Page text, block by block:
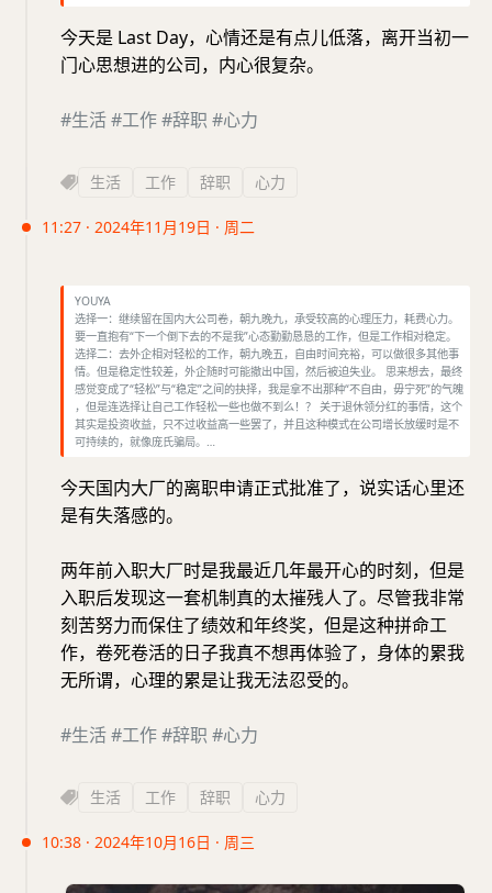
今天是 Last Day，心情还是有点儿低落，离开当初一
门心思想进的公司，内心很复杂。
#生活#工作#辞职 #心力
生活 工作 辞职 心力
11:27 · 2024年11月19日 · 周二
YOUYA
选择一：继续留在国内大公司卷，朝九晚九，承受较高的心理压力，耗费心力。
要一直抱有“下一个倒下去的不是我”心态勤勤恳恳的工作，但是工作相对稳定。
选择二：去外企相对轻松的工作，朝九晚五，自由时间充裕，可以做很多其他事
情。但是稳定性较差，外企随时可能撤出中国，然后被迫失业。 思来想去，最终
感觉变成了“轻松”与“稳定”之间的抉择，我是拿不出那种“不自由，毋宁死”的气魄
，但是连选择让自己工作轻松一些也做不到么！？ 关于退休领分红的事情，这个
其实是投资收益，只不过收益高一些罢了，并且这种模式在公司增长放缓时是不
可持续的，就像庞氏骗局。…
今天国内大厂的离职申请正式批准了，说实话心里还
是有失落感的。
两年前入职大厂时是我最近几年最开心的时刻，但是
入职后发现这一套机制真的太摧残人了。尽管我非常
刻苦努力而保住了绩效和年终奖，但是这种拼命工
作，卷死卷活的日子我真不想再体验了，身体的累我
无所谓，心理的累是让我无法忍受的。
#生活#工作#辞职 #心力
生活 工作 辞职 心力
10:38 · 2024年10月16日 · 周三